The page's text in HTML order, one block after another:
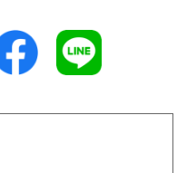
静岡県
三重県
385円